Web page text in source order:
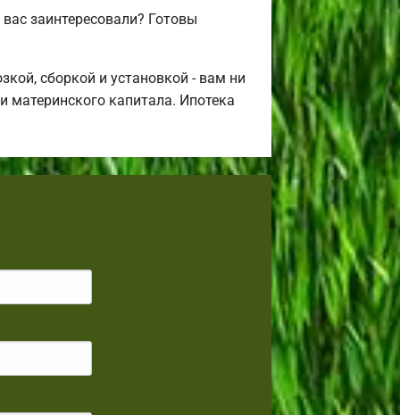
заинтересовали? Готовы
сборкой и установкой - вам ни
капитала. Ипотека